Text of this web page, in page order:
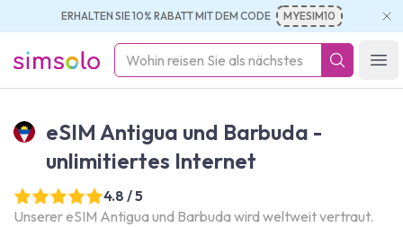
ERHALTEN SIE 10% RABATT MIT DEM CODE MYESIM10
simsolo
eSIM Antigua und Barbuda -
unlimitiertes Internet
4.8 / 5
Unserer eSIM Antigua und Barbuda wird weltweit vertraut.